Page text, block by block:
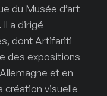
du Musée d’art
Il a dirigé
dont Artifariti
des expositions
et en
création visuelle